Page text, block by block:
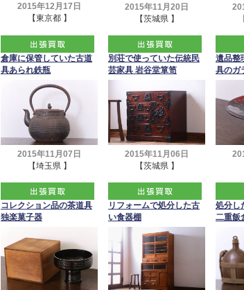
2015年12月17日
【東京都 】
2015年11月20日
【茨城県 】
倉庫に保管していた古道
具あられ鉄瓶
2015年11月07日
【埼玉県 】
別荘で使っていた伝統民
芸家具 岩谷堂箪笥
2015年11月06日
【茨城県 】
遺品整
具のガ
コレクション品の茶道具
独楽菓子器
リフォームで処分した古
い食器棚
処分し
二重飯